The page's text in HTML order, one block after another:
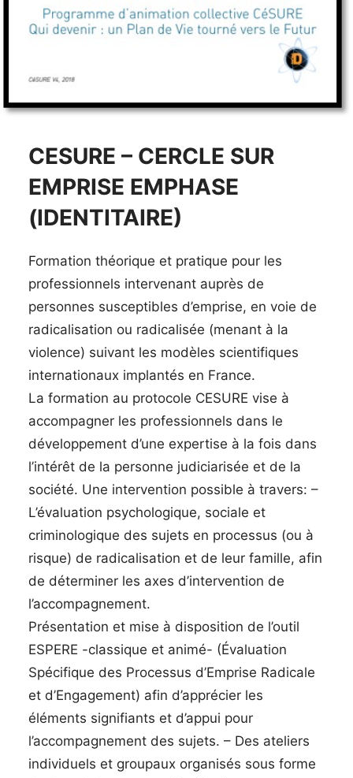
CESURE – CERCLE SUR
EMPRISE EMPHASE
(IDENTITAIRE)
Formation théorique et pratique pour les
professionnels intervenant auprès de
personnes susceptibles d’emprise, en voie de
radicalisation ou radicalisée (menant à la
violence) suivant les modèles scientifiques
internationaux implantés en France.
La formation au protocole CESURE vise à
accompagner les professionnels dans le
développement d’une expertise à la fois dans
l’intérêt de la personne judiciarisée et de la
société. Une intervention possible à travers: –
L’évaluation psychologique, sociale et
criminologique des sujets en processus (ou à
risque) de radicalisation et de leur famille, afin
de déterminer les axes d’intervention de
l’accompagnement.
Présentation et mise à disposition de l’outil
ESPERE -classique et animé- (Évaluation
Spécifique des Processus d’Emprise Radicale
et d’Engagement) afin d’apprécier les
éléments signifiants et d’appui pour
l’accompagnement des sujets. – Des ateliers
individuels et groupaux organisés sous forme